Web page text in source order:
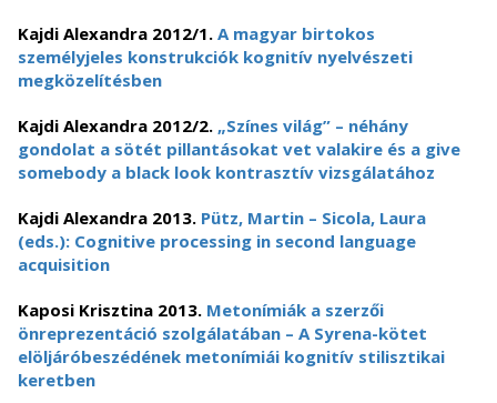
Kajdi Alexandra 2012/1. A magyar birtokos
személyjeles konstrukciók kognitív nyelvészeti
megközelítésben
Kajdi Alexandra 2012/2. „Színes világ” – néhány
gondolat a sötét pillantásokat vet valakire és a give
somebody a black look kontrasztív vizsgálatához
Kajdi Alexandra 2013. Pütz, Martin – Sicola, Laura
(eds.): Cognitive processing in second language
acquisition
Kaposi Krisztina 2013. Metonímiák a szerzői
önreprezentáció szolgálatában – A Syrena-kötet
elöljáróbeszédének metonímiái kognitív stilisztikai
keretben